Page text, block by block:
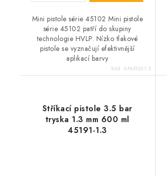
Mini pistole série 45102 Mini pistole
série 45102 patří do skupiny
technologie HVLP. Nízko tlakové
pistole se vyznačují efektivnější
aplikací barvy
Kód:AP45102-1.2
Stříkací pistole 3.5 bar
tryska 1.3 mm 600 ml
45191-1.3